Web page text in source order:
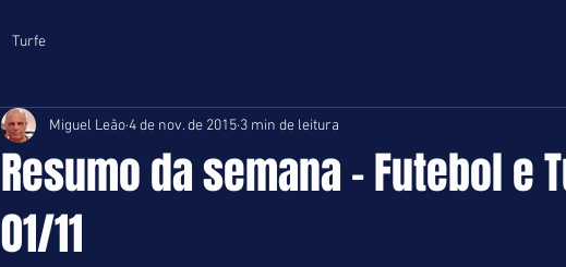
Turfe
Resumo da semana - Futebol e
01/11
Miguel Leão4 de nov. de 2015 3 min de leitura